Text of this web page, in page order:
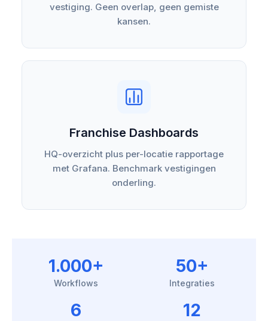
vestiging. Geen overlap, geen gemiste
kansen.
Franchise Dashboards
HQ-overzicht plus per-locatie rapportage
met Grafana. Benchmark vestigingen
onderling.
1.000+
Workflows
50+
Integraties
6 12